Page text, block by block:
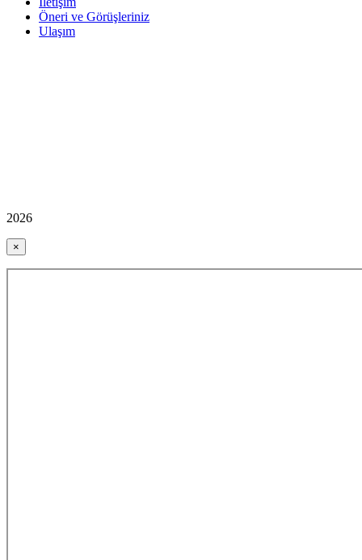
Öneri ve Görüşleriniz
Ulaşım
2026
×